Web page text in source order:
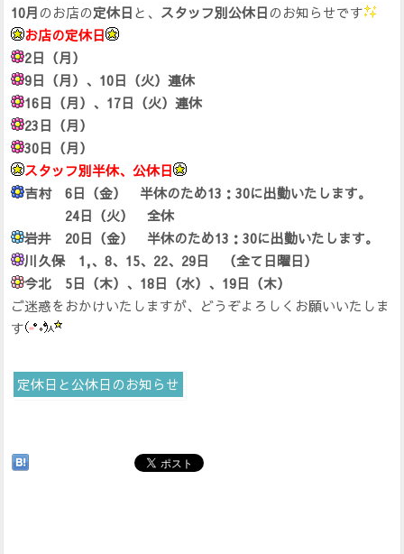
10月 のお店の定休日 と、 スタッフ別公休日 のお知らせです
お店の定休日
2日（月）
9日（月）、10日（火）連休
16日（月）、17日（火）連休
23日（月）
30日（月）
スタッフ別半休、公休日
吉村 6日（金） 半休のため13：30に出勤いたします。
24日（火） 全休
岩井 20日（金） 半休のため13：30に出勤いたします。
川久保 1,、8、15、22、29日 （全て日曜日）
今北 5日（木）、18日（水）、19日（木）
ご迷惑をおかけいたしますが、どうぞよろしくお願いいたしま
す
定休日と公休日のお知らせ